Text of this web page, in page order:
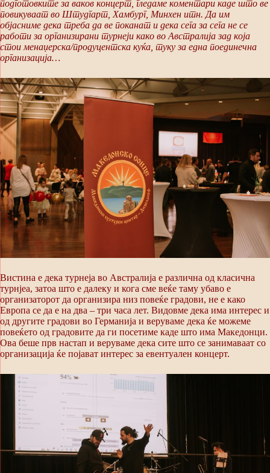
подготовките за ваков концерт, гледаме коментари каде што ве
повикуваат во Штудгарт, Хамбург, Минхен итн. Да им
објасниме дека треба да ве поканат и дека сега за сега не се
работи за организирани турнеји како во Австралија зад која
стои менаџерска/продуцентска куќа, туку за една поединечна
организација…
Вистина е дека турнеја во Австралија е различна од класична
турнјеа, затоа што е далеку и кога сме веќе таму убаво е
организаторот да организира низ повеќе градови, не е како
Европа се да е на два – три часа лет. Видовме дека има интерес и
од другите градови во Германија и веруваме дека ќе можеме
повеќето од градовите да ги посетиме каде што има Македонци.
Ова беше прв настап и веруваме дека сите што се занимаваат со
организација ќе појават интерес за евентуален концерт.